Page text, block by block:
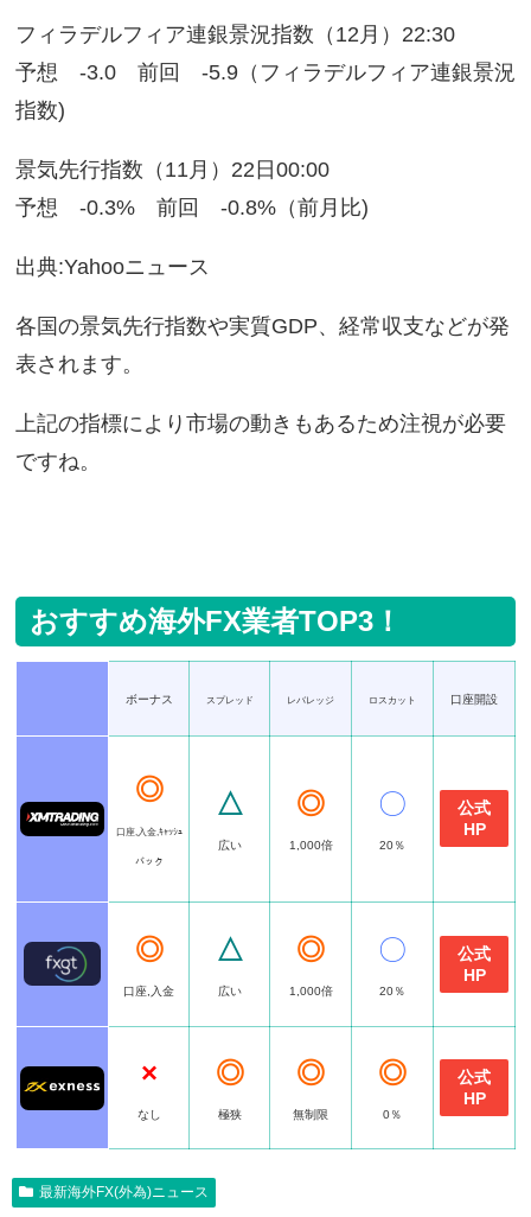
フィラデルフィア連銀景況指数（12月）22:30
予想 -3.0 前回 -5.9（フィラデルフィア連銀景況
指数)
景気先行指数（11月）22日00:00
予想 -0.3% 前回 -0.8%（前月比)
出典:Yahooニュース
各国の景気先行指数や実質GDP、経常収支などが発
表されます。
上記の指標により市場の動きもあるため注視が必要
ですね。
おすすめ海外FX業者TOP3！
ボーナス スプレッド レバレッジ ロスカット 口座開設
◎
口座,入金,ｷｬｯｼｭ
バック
△
広い
◎
1,000倍
〇
20％
公式
HP
◎
口座,入金
△
広い
◎
1,000倍
〇
20％
公式
HP
×
なし
◎
極狭
◎
無制限
◎
0％
公式
HP
最新海外FX(外為)ニュース